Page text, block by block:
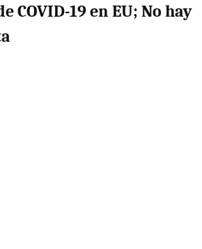
COVID-19 en EU; No hay